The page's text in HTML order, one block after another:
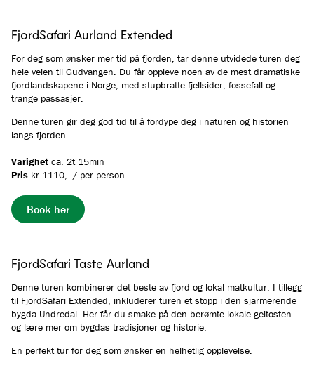
FjordSafari Aurland Extended
For deg som ønsker mer tid på fjorden, tar denne utvidede turen deg
hele veien til Gudvangen. Du får oppleve noen av de mest dramatiske
fjordlandskapene i Norge, med stupbratte fjellsider, fossefall og
trange passasjer.
Denne turen gir deg god tid til å fordype deg i naturen og historien
langs fjorden.
Varighet ca. 2t 15min
Pris kr 1110,- / per person
Book her
FjordSafari Taste Aurland
Denne turen kombinerer det beste av fjord og lokal matkultur. I tillegg
til FjordSafari Extended, inkluderer turen et stopp i den sjarmerende
bygda Undredal. Her får du smake på den berømte lokale geitosten
og lære mer om bygdas tradisjoner og historie.
En perfekt tur for deg som ønsker en helhetlig opplevelse.